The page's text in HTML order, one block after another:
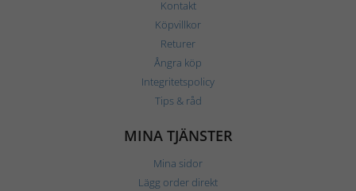
Kontakt
Köpvillkor
Returer
Ångra köp
Integritetspolicy
Tips & råd
MINA TJÄNSTER
Mina sidor
Lägg order direkt